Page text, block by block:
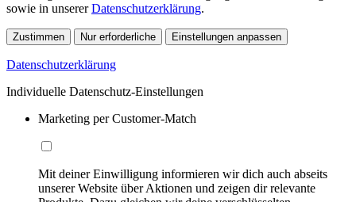
sowie in unsererDatenschutzerklärung.
Zustimmen Nur erforderliche Einstellungen anpassen
Datenschutzerklärung
Individuelle Datenschutz-Einstellungen
Marketing per Customer-Match
Mit deiner Einwilligung informieren wir dich auch abseits
unserer Website über Aktionen und zeigen dir relevante